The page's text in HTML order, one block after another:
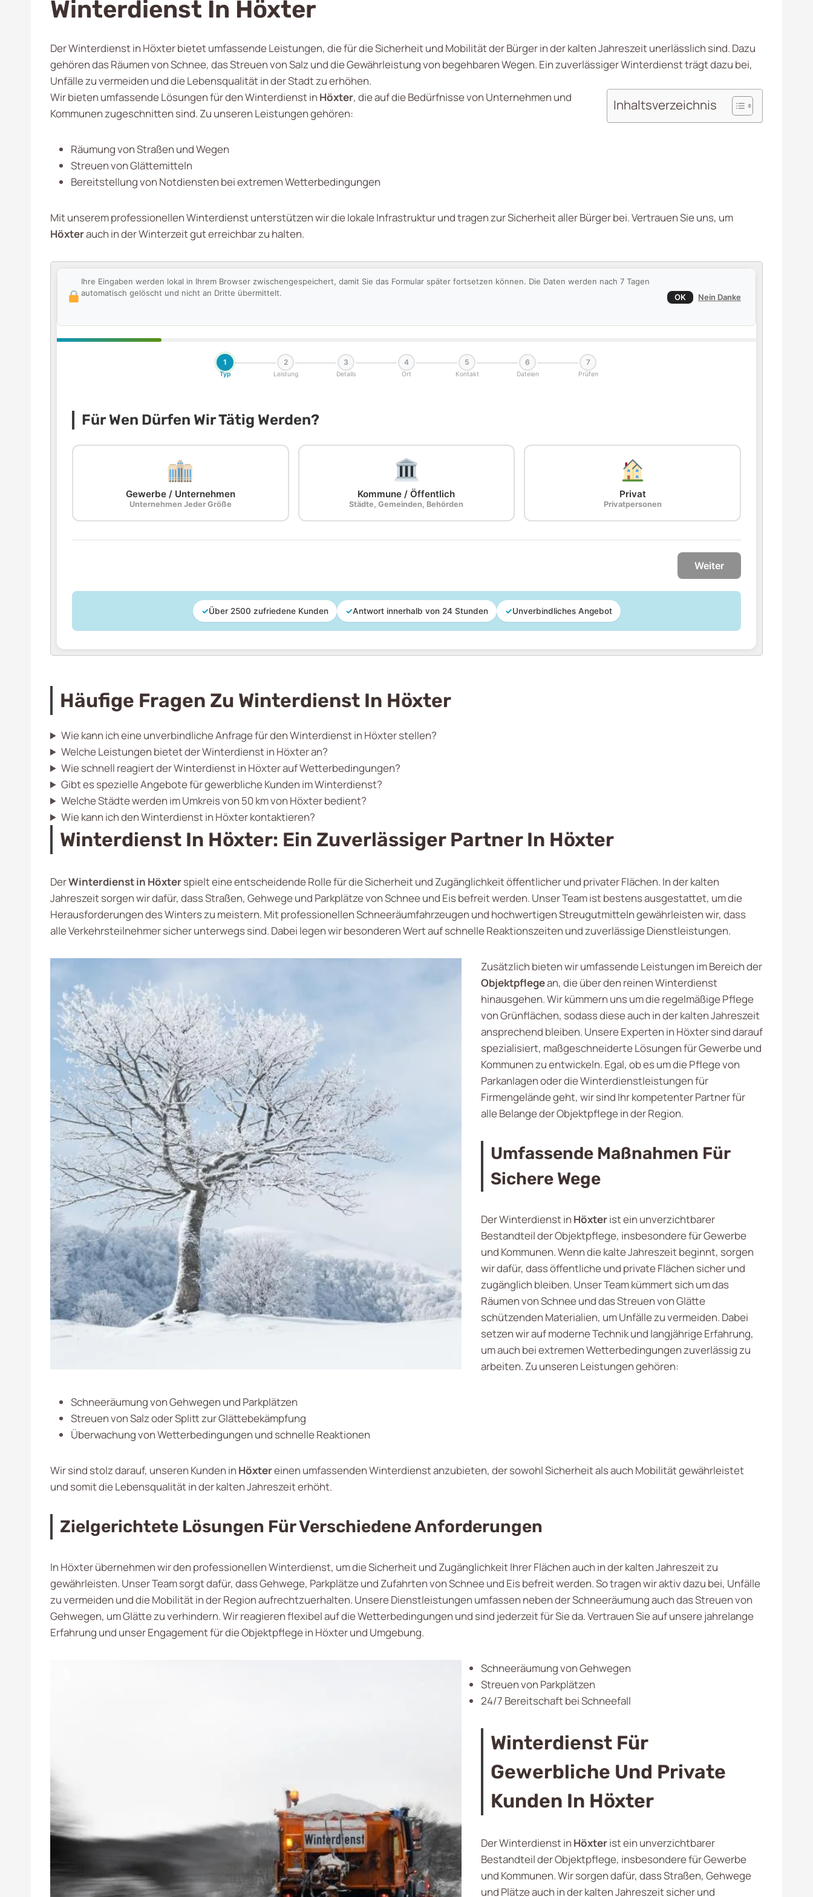
Winterdienst In Höxter
Der Winterdienst in Höxter bietet umfassende Leistungen, die für die Sicherheit und Mobilität der Bürger in der kalten Jahreszeit unerlässlich sind. Dazu
gehören das Räumen von Schnee, das Streuen von Salz und die Gewährleistung von begehbaren Wegen. Ein zuverlässiger Winterdienst trägt dazu bei,
Unfälle zu vermeiden und die Lebensqualität in der Stadt zu erhöhen.
Inhaltsverzeichnis
Wir bieten umfassende Lösungen für den Winterdienst in Höxter, die auf die Bedürfnisse von Unternehmen und
Kommunen zugeschnitten sind. Zu unseren Leistungen gehören:
Räumung von Straßen und Wegen
Streuen von Glättemitteln
Bereitstellung von Notdiensten bei extremen Wetterbedingungen
Mit unserem professionellen Winterdienst unterstützen wir die lokale Infrastruktur und tragen zur Sicherheit aller Bürger bei. Vertrauen Sie uns, um
Höxterauch in der Winterzeit gut erreichbar zu halten.
Ihre Eingaben werden lokal in Ihrem Browser zwischengespeichert, damit Sie das Formular später fortsetzen können. Die Daten werden nach 7 Tagen
automatisch gelöscht und nicht an Dritte übermittelt.
OK Nein Danke
1
Typ
2
Leistung
3
Details
4
Ort
5
Kontakt
6
Dateien
7
Prüfen
Für Wen Dürfen Wir Tätig Werden?
Gewerbe / Unternehmen
Unternehmen Jeder Größe
Kommune / Öffentlich
Städte, Gemeinden, Behörden
Privat
Privatpersonen
Weiter
✓Über 2500 zufriedene Kunden ✓Antwort innerhalb von 24 Stunden ✓Unverbindliches Angebot
Häufige Fragen Zu Winterdienst In Höxter
Wie kann ich eine unverbindliche Anfrage für den Winterdienst in Höxter stellen?
Welche Leistungen bietet der Winterdienst in Höxter an?
Wie schnell reagiert der Winterdienst in Höxter auf Wetterbedingungen?
Gibt es spezielle Angebote für gewerbliche Kunden im Winterdienst?
Welche Städte werden im Umkreis von 50 km von Höxter bedient?
Wie kann ich den Winterdienst in Höxter kontaktieren?
Winterdienst In Höxter: Ein Zuverlässiger Partner In Höxter
DerWinterdienst in Höxterspielt eine entscheidende Rolle für die Sicherheit und Zugänglichkeit öffentlicher und privater Flächen. In der kalten
Jahreszeit sorgen wir dafür, dass Straßen, Gehwege und Parkplätze von Schnee und Eis befreit werden. Unser Team ist bestens ausgestattet, um die
Herausforderungen des Winters zu meistern. Mit professionellen Schneeräumfahrzeugen und hochwertigen Streugutmitteln gewährleisten wir, dass
alle Verkehrsteilnehmer sicher unterwegs sind. Dabei legen wir besonderen Wert auf schnelle Reaktionszeiten und zuverlässige Dienstleistungen.
Zusätzlich bieten wir umfassende Leistungen im Bereich der
Objektpflegean, die über den reinen Winterdienst
hinausgehen. Wir kümmern uns um die regelmäßige Pflege
von Grünflächen, sodass diese auch in der kalten Jahreszeit
ansprechend bleiben. Unsere Experten in Höxter sind darauf
spezialisiert, maßgeschneiderte Lösungen für Gewerbe und
Kommunen zu entwickeln. Egal, ob es um die Pflege von
Parkanlagen oder die Winterdienstleistungen für
Firmengelände geht, wir sind Ihr kompetenter Partner für
alle Belange der Objektpflege in der Region.
Umfassende Maßnahmen Für
Sichere Wege
Der Winterdienst in Höxterist ein unverzichtbarer
Bestandteil der Objektpflege, insbesondere für Gewerbe
und Kommunen. Wenn die kalte Jahreszeit beginnt, sorgen
wir dafür, dass öffentliche und private Flächen sicher und
zugänglich bleiben. Unser Team kümmert sich um das
Räumen von Schnee und das Streuen von Glätte
schützenden Materialien, um Unfälle zu vermeiden. Dabei
setzen wir auf moderne Technik und langjährige Erfahrung,
um auch bei extremen Wetterbedingungen zuverlässig zu
arbeiten. Zu unseren Leistungen gehören:
Schneeräumung von Gehwegen und Parkplätzen
Streuen von Salz oder Splitt zur Glättebekämpfung
Überwachung von Wetterbedingungen und schnelle Reaktionen
Wir sind stolz darauf, unseren Kunden in Höxtereinen umfassenden Winterdienst anzubieten, der sowohl Sicherheit als auch Mobilität gewährleistet
und somit die Lebensqualität in der kalten Jahreszeit erhöht.
Zielgerichtete Lösungen Für Verschiedene Anforderungen
In Höxter übernehmen wir den professionellen Winterdienst, um die Sicherheit und Zugänglichkeit Ihrer Flächen auch in der kalten Jahreszeit zu
gewährleisten. Unser Team sorgt dafür, dass Gehwege, Parkplätze und Zufahrten von Schnee und Eis befreit werden. So tragen wir aktiv dazu bei, Unfälle
zu vermeiden und die Mobilität in der Region aufrechtzuerhalten. Unsere Dienstleistungen umfassen neben der Schneeräumung auch das Streuen von
Gehwegen, um Glätte zu verhindern. Wir reagieren flexibel auf die Wetterbedingungen und sind jederzeit für Sie da. Vertrauen Sie auf unsere jahrelange
Erfahrung und unser Engagement für die Objektpflege in Höxter und Umgebung.
Schneeräumung von Gehwegen
Streuen von Parkplätzen
24/7 Bereitschaft bei Schneefall
Winterdienst Für
Gewerbliche Und Private
Kunden In Höxter
Der Winterdienst in Höxterist ein unverzichtbarer
Bestandteil der Objektpflege, insbesondere für Gewerbe
und Kommunen. Wir sorgen dafür, dass Straßen, Gehwege
und Plätze auch in der kalten Jahreszeit sicher und